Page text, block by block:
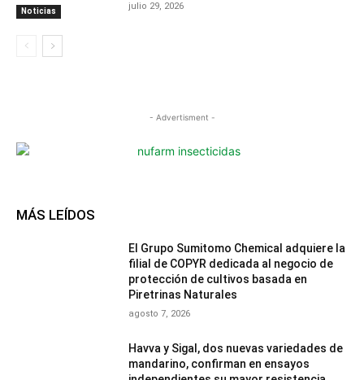
Noticias julio 29, 2026
- Advertisment -
MÁS LEÍDOS
El Grupo Sumitomo Chemical adquiere la
filial de COPYR dedicada al negocio de
protección de cultivos basada en
Piretrinas Naturales
agosto 7, 2026
Havva y Sigal, dos nuevas variedades de
mandarino, confirman en ensayos